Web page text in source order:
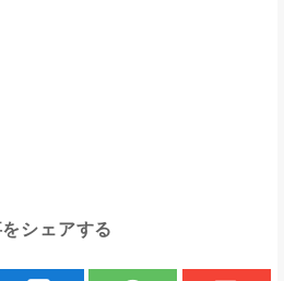
シェアする